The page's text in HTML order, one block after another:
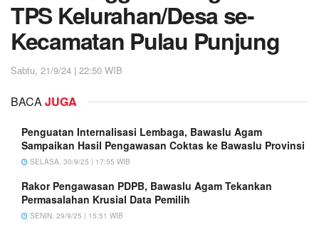
TPS Kelurahan/Desa se-
Kecamatan Pulau Punjung
Sabtu, 21/9/24 | 22:50 WIB
BACAJUGA
Penguatan Internalisasi Lembaga, Bawaslu Agam
Sampaikan Hasil Pengawasan Coktas ke Bawaslu Provinsi
SELASA, 30/9/25 | 17:55 WIB
Rakor Pengawasan PDPB, Bawaslu Agam Tekankan
Permasalahan Krusial Data Pemilih
SENIN, 29/9/25 | 15:51 WIB